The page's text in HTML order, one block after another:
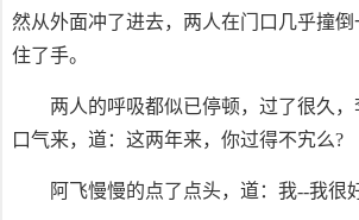
然从外面冲了进去，两人在门口几乎撞
住了手。
两人的呼吸都似已停顿，过了很久
口气来，道：这两年来，你过得不宄么?
阿飞慢慢的点了点头，道：我--我很